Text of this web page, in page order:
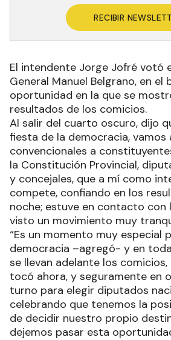
RECIBIR
El intendente Jorge Jofré votó
General Manuel Belgrano, en el
oportunidad en la que se
resultados de los comicios.
Al salir del cuarto oscuro, dijo
fiesta de la democracia, vamos
convencionales a
la Constitución Provincial,
y concejales, que a mí como
compete, confiando en los
noche; estuve en contacto con
visto un movimiento muy
“Es un momento muy especial
democracia –agregó- y en
se llevan adelante los
tocó ahora, y seguramente en
turno para elegir diputados
celebrando que tenemos la
de decidir nuestro propio
dejemos pasar esta